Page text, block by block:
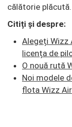
călătorie plăcută.
Citiți și despre:
Alegeți Wizz
licența de
O nouă rută
Noi modele
flota Wizz Air